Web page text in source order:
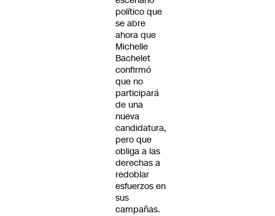
político que
se abre
ahora que
Michelle
Bachelet
confirmó
que no
participará
de una
nueva
candidatura,
pero que
obliga a las
derechas a
redoblar
esfuerzos en
sus
campañas.